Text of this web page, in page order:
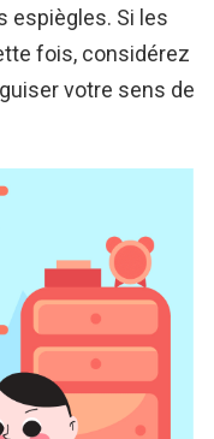
espiègles. Si les
fois, considérez
votre sens de